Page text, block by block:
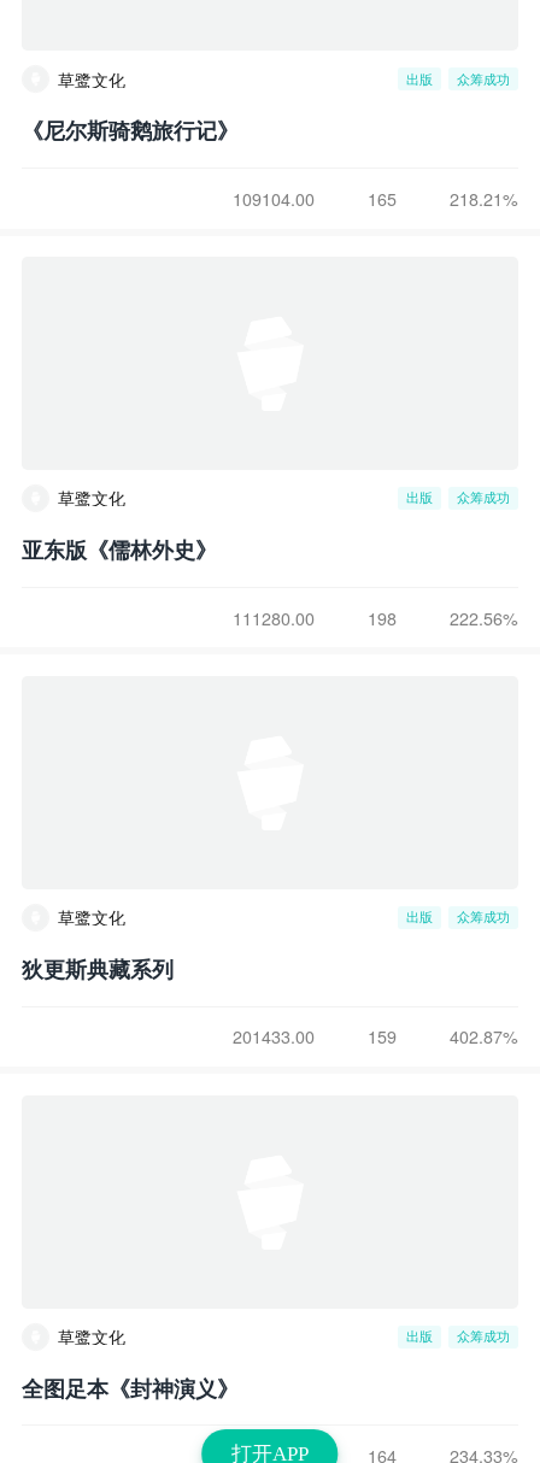
打开APP
草鹭文化 出版 众筹成功
《尼尔斯骑鹅旅行记》
109104.00 165 218.21%
草鹭文化 出版 众筹成功
亚东版《儒林外史》
111280.00 198 222.56%
草鹭文化 出版 众筹成功
狄更斯典藏系列
201433.00 159 402.87%
草鹭文化 出版 众筹成功
全图足本《封神演义》
117166.00 164 234.33%